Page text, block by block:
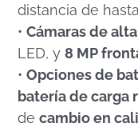
distancia de hasta
• Cámaras de
LED, y 8 MP
• Opciones de
batería de carga
de cambio en